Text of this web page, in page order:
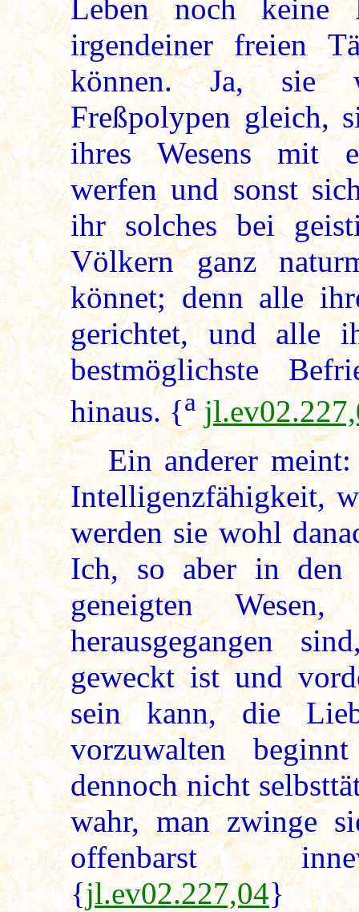
Leben noch keine
irgendeiner freien
können. Ja, sie
Freßpolypen gleich,
ihres Wesens mit
werfen und sonst
ihr solches bei
Völkern ganz
könnet; denn alle
gerichtet, und alle
bestmöglichste
hinaus. {a
Ein anderer meint:
Intelligenzfähigkeit,
werden sie wohl
Ich, so aber in den
geneigten
herausgegangen
geweckt ist und
sein kann, die
vorzuwalten
dennoch nicht
wahr, man zwinge
offenbarst
{jl.ev02.227,04}